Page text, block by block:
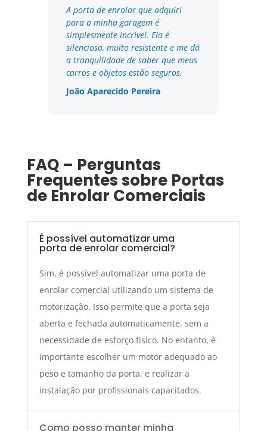
A porta de enrolar que adquiri
para a minha garagem é
simplesmente incrível. Ela é
silenciosa, muito resistente e me dá
a tranquilidade de saber que meus
carros e objetos estão seguros.
João Aparecido Pereira
FAQ – Perguntas
Frequentes sobre Portas
de Enrolar Comerciais
É possível automatizar uma
porta de enrolar comercial?
Sim, é possível automatizar uma porta de
enrolar comercial utilizando um sistema de
motorização. Isso permite que a porta seja
aberta e fechada automaticamente, sem a
necessidade de esforço físico. No entanto, é
importante escolher um motor adequado ao
peso e tamanho da porta, e realizar a
instalação por profissionais capacitados.
Como posso manter minha